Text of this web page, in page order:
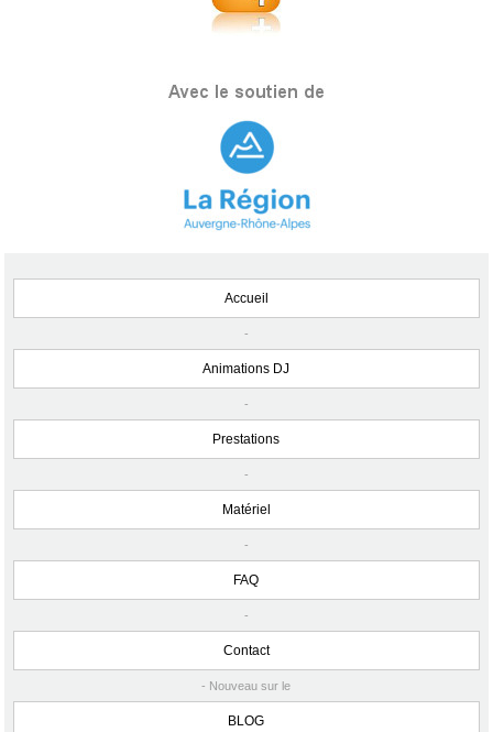
Accueil
-
Animations DJ
-
Prestations
-
Matériel
-
FAQ
-
Contact
- Nouveau sur le
BLOG